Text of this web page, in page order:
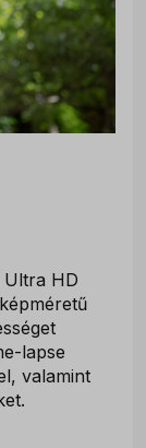
Ultra HD
lapse
valamint